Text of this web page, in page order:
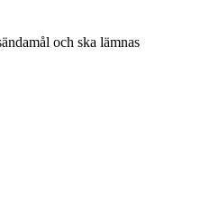
och ska lämnas